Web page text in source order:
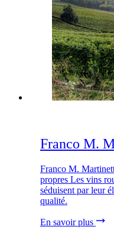
Franco M.
Franco M.
propres Les vins
séduisent par leur
qualité.
En savoir plus